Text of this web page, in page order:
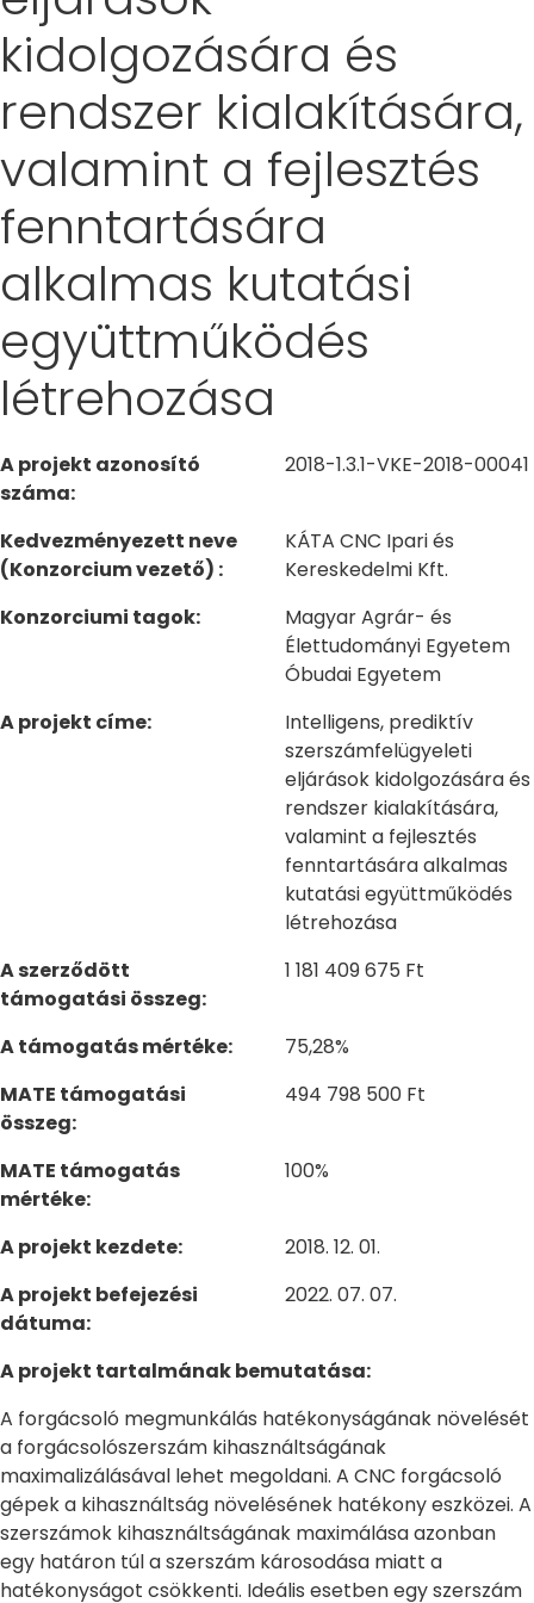
kidolgozására és
rendszer kialakítására,
valamint a fejlesztés
fenntartására
alkalmas kutatási
együttműködés
létrehozása
A projekt azonosító
száma:
2018-1.3.1-VKE-2018-00041
Kedvezményezett neve
(Konzorcium vezető) :
KÁTA CNC Ipari és
Kereskedelmi Kft.
Konzorciumi tagok:
Magyar Agrár- és
Élettudományi Egyetem
Óbudai Egyetem
A projekt címe:
Intelligens, prediktív
szerszámfelügyeleti
eljárások kidolgozására és
rendszer kialakítására,
valamint a fejlesztés
fenntartására alkalmas
kutatási együttműködés
létrehozása
A szerződött
támogatási összeg:
1 181 409 675 Ft
A támogatás mértéke:
75,28%
MATE támogatási
összeg:
494 798 500 Ft
MATE támogatás
mértéke:
100%
A projekt kezdete:
2018. 12. 01.
A projekt befejezési
dátuma:
2022. 07. 07.
A projekt tartalmának bemutatása:
A forgácsoló megmunkálás hatékonyságának növelését
a forgácsolószerszám kihasználtságának
maximalizálásával lehet megoldani. A CNC forgácsoló
gépek a kihasználtság növelésének hatékony eszközei. A
szerszámok kihasználtságának maximálása azonban
egy határon túl a szerszám károsodása miatt a
hatékonyságot csökkenti. Ideális esetben egy szerszám